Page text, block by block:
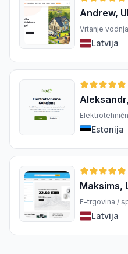
Andrew,
Vrtanje
Latvija
Estonija
Maksims,
E-trgovina /
Latvija